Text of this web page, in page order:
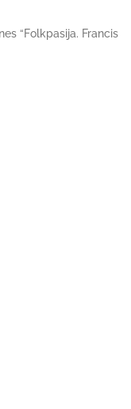
“Folkpasija. Francis